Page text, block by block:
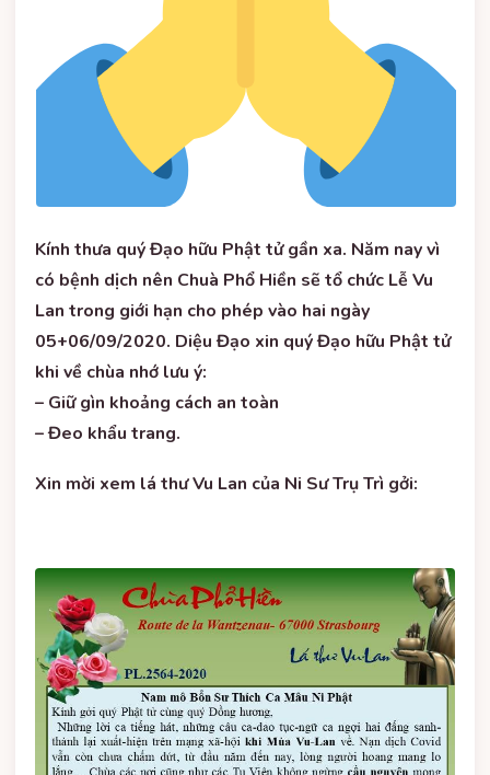
Kính thưa quý Đạo hữu Phật tử gần xa. Năm nay vì
có bệnh dịch nên Chuà Phổ Hiền sẽ tổ chức Lễ Vu
Lan trong giới hạn cho phép vào hai ngày
05+06/09/2020. Diệu Đạo xin quý Đạo hữu Phật tử
khi về chùa nhớ lưu ý:
– Giữ gìn khoảng cách an toàn
– Đeo khẩu trang.
Xin mời xem lá thư Vu Lan của Ni Sư Trụ Trì gởi: